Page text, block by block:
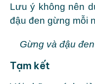
Lưu ý không nên
đậu đen gừng mỗi
Gừng và đậu
Tạm kết